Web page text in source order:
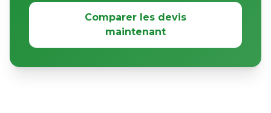
Comparer les devis
maintenant